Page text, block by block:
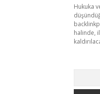
Hukuka
halinde,